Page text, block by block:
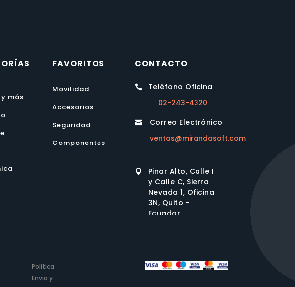
más
FAVORITOS
Movilidad
Accesorios
Seguridad
Componentes
CONTACTO

Teléfono Oficina
02-243-4320

Correo Electrónico
ventas@mirandasoft.com

Pinar Alto, Calle I
y Calle C, Sierra
Nevada 1, Oficina
3N, Quito -
Ecuador
Política
Envio y